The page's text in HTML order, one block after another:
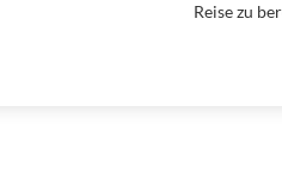
Reise zu